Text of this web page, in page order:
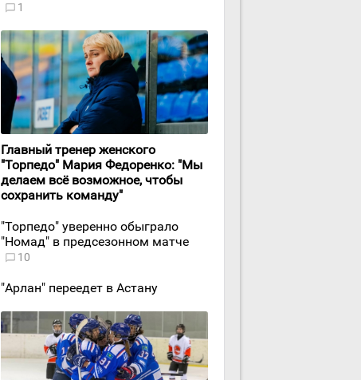
1
Главный тренер женского
"Торпедо" Мария Федоренко: "Мы
делаем всё возможное, чтобы
сохранить команду"
"Торпедо" уверенно обыграло
"Номад" в предсезонном матче
10
"Арлан" переедет в Астану